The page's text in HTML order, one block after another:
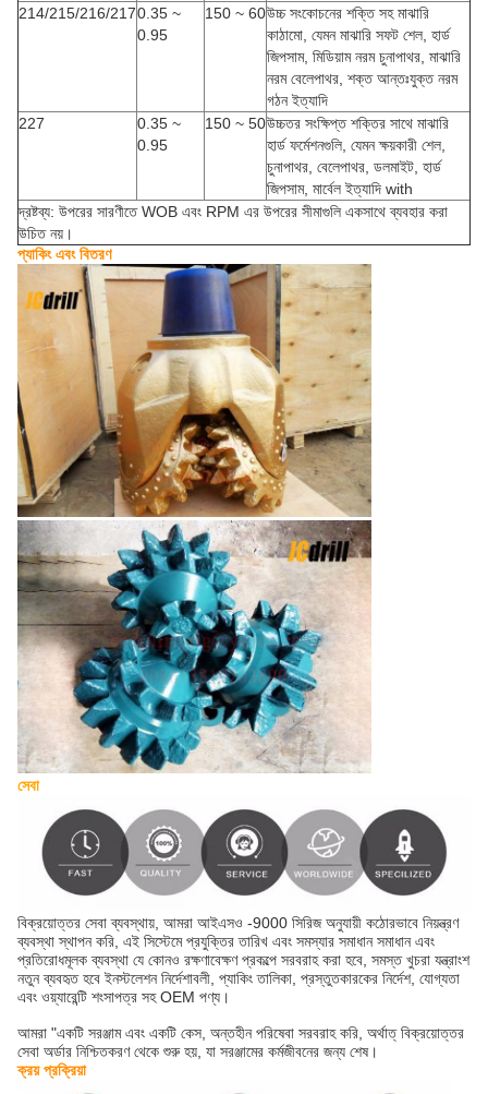
214/215/216/2170.35 ~
0.95
150 ~ 60উচ্চ সংকোচনের শক্তি সহ মাঝারি
কাঠামো, যেমন মাঝারি সফট শেল, হার্ড
জিপসাম, মিডিয়াম নরম চুনাপাথর, মাঝারি
নরম বেলেপাথর, শক্ত আন্তঃযুক্ত নরম
গঠন ইত্যাদি
227
0.35 ~
0.95
150 ~ 50উচ্চতর সংক্ষিপ্ত শক্তির সাথে মাঝারি
হার্ড ফর্মেশনগুলি, যেমন ক্ষয়কারী শেল,
চুনাপাথর, বেলেপাথর, ডলমাইট, হার্ড
জিপসাম, মার্বেল ইত্যাদি with
দ্রষ্টব্য: উপরের সারণীতে WOB এবং RPM এর উপরের সীমাগুলি একসাথে ব্যবহার করা
উচিত নয়।
প্যাকিং এবং বিতরণ
সেবা
বিক্রয়োত্তর সেবা ব্যবস্থায়, আমরা আইএসও -9000 সিরিজ অনুযায়ী কঠোরভাবে নিয়ন্ত্রণ
ব্যবস্থা স্থাপন করি, এই সিস্টেমে প্রযুক্তির তারিখ এবং সমস্যার সমাধান সমাধান এবং
প্রতিরোধমূলক ব্যবস্থা যে কোনও রক্ষণাবেক্ষণ প্রকল্পে সরবরাহ করা হবে, সমস্ত খুচরা যন্ত্রাংশ
নতুন ব্যবহৃত হবে ইনস্টলেশন নির্দেশাবলী, প্যাকিং তালিকা, প্রস্তুতকারকের নির্দেশ, যোগ্যতা
এবং ওয়্যারেন্টি শংসাপত্র সহ OEM পণ্য।
আমরা "একটি সরঞ্জাম এবং একটি কেস, অন্তহীন পরিষেবা সরবরাহ করি, অর্থাত্ বিক্রয়োত্তর
সেবা অর্ডার নিশ্চিতকরণ থেকে শুরু হয়, যা সরঞ্জামের কর্মজীবনের জন্য শেষ।
ক্রয় প্রক্রিয়া